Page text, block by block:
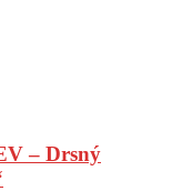
– Drsný